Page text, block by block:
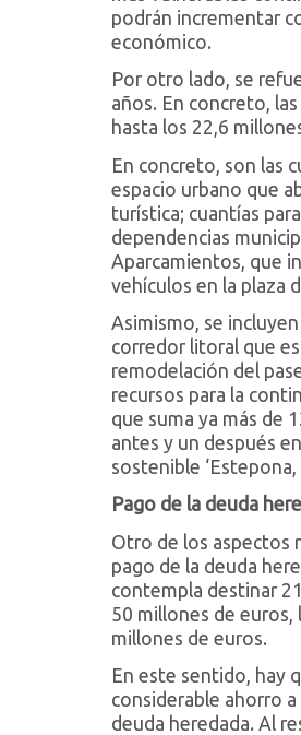
podrán incrementar
económico.
Por otro lado, se
años. En concreto,
hasta los 22,6
En concreto, son las
espacio urbano que
turística; cuantías
dependencias
Aparcamientos, que
vehículos en la plaza
Asimismo, se
corredor litoral que
remodelación del
recursos para la
que suma ya más de
antes y un después
sostenible ‘Estepona,
Pago de la deuda
Otro de los aspectos
pago de la deuda
contempla destinar
50 millones de euros,
millones de euros.
En este sentido, hay
considerable ahorro
deuda heredada. Al